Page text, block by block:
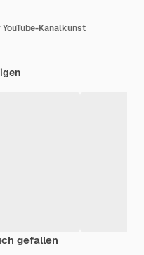
Kanalkunst
gefallen